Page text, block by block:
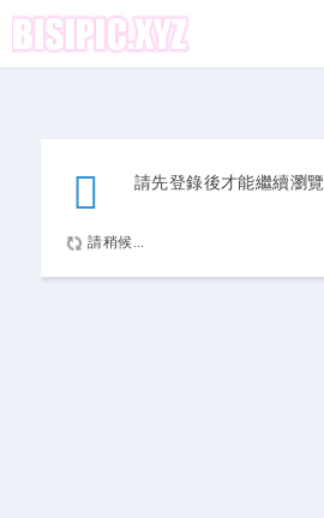
請先登錄後才能繼續瀏覽
請稍候...